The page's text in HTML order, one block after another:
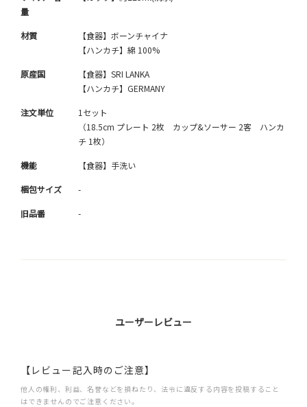
量
材質
【食器】ボーンチャイナ
【ハンカチ】綿 100%
原産国
【食器】SRI LANKA
【ハンカチ】GERMANY
注文単位
1セット
（18.5cm プレート 2枚 カップ&ソーサー 2客 ハンカ
チ 1枚）
機能 【食器】手洗い
梱包サイズ -
旧品番 -
ユーザーレビュー
【レビュー記入時のご注意】
他人の権利、利益、名誉などを損ねたり、法令に違反する内容を投稿すること
はできませんのでご注意ください。